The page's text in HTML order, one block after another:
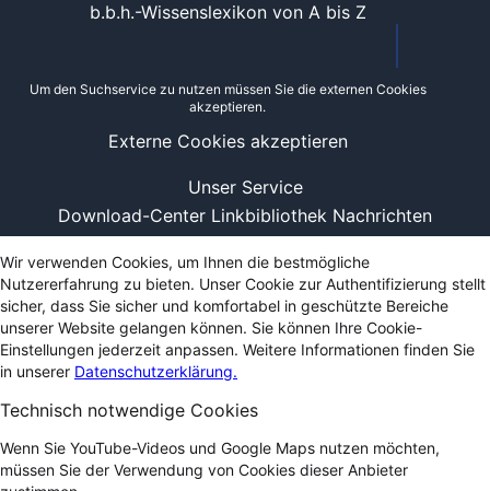
Unser Service
Download-Center Linkbibliothek Nachrichten
b.b.h.-Wissenslexikon von A bis Z
Um den Suchservice zu nutzen müssen Sie die externen Cookies
akzeptieren.
Externe Cookies akzeptieren
Wir verwenden Cookies, um Ihnen die bestmögliche
Nutzererfahrung zu bieten. Unser Cookie zur Authentifizierung stellt
sicher, dass Sie sicher und komfortabel in geschützte Bereiche
unserer Website gelangen können. Sie können Ihre Cookie-
Einstellungen jederzeit anpassen. Weitere Informationen finden Sie
in unserer Datenschutzerklärung.
Technisch notwendige Cookies
Wenn Sie YouTube-Videos und Google Maps nutzen möchten,
müssen Sie der Verwendung von Cookies dieser Anbieter